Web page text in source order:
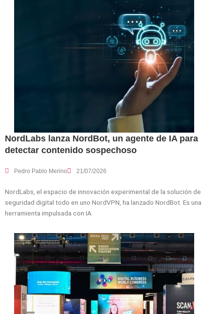
NordLabs lanza NordBot, un agente de IA para
detectar contenido sospechoso
Pedro Pablo Merino 21/07/2026
NordLabs, el espacio de innovación experimental de la solución de
seguridad digital todo en uno NordVPN, ha lanzado NordBot. Es una
herramienta impulsada con IA